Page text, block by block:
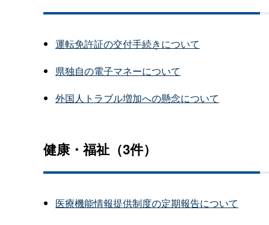
運転免許証の交付手続きについて
県独自の電子マネーについて
外国人トラブル増加への懸念について
健康・福祉（3件）
医療機能情報提供制度の定期報告について